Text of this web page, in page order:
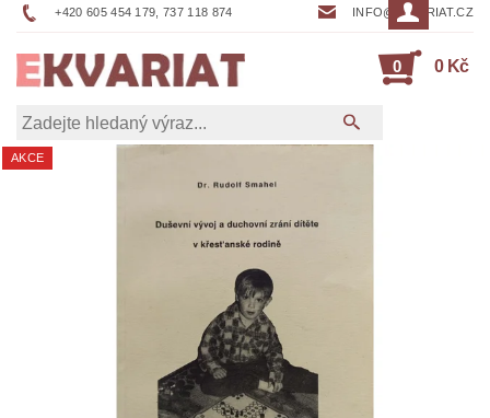
+420 605 454 179, 737 118 874 INFO@EKVARIAT.CZ
0 0 Kč
AKCE